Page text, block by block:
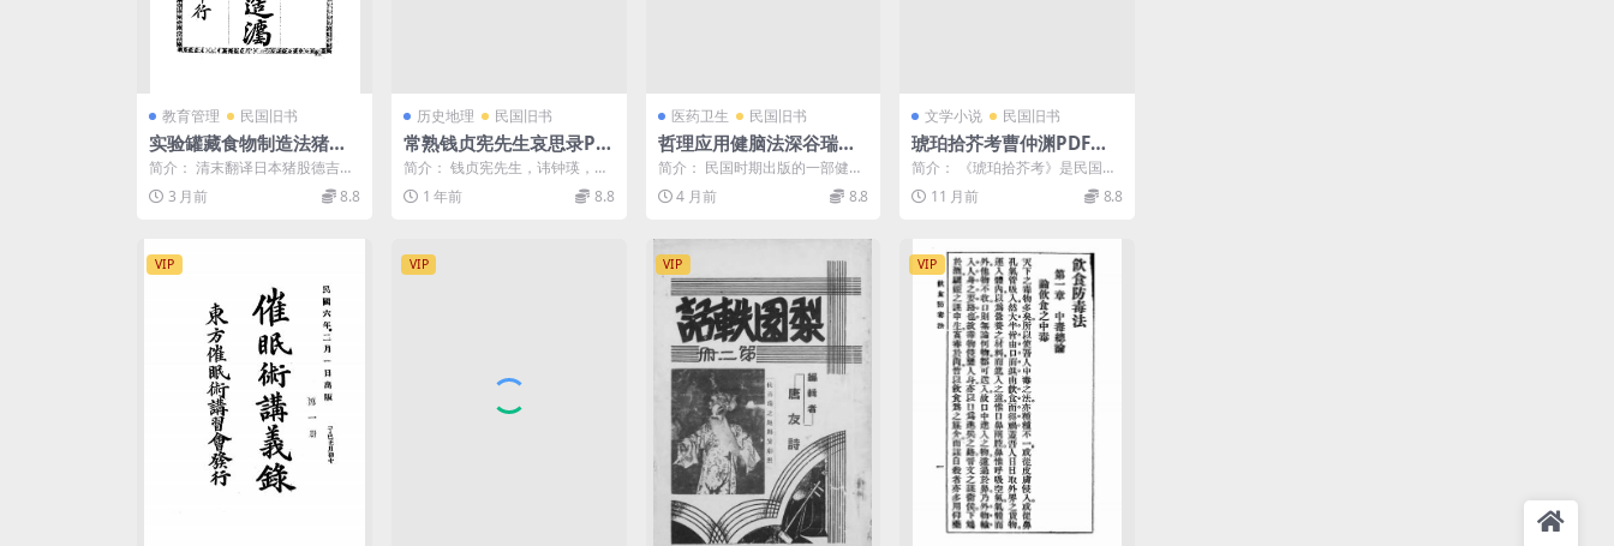
教育管理 民国旧书
实验罐藏食物制造法猪股
德吉郎PDF下载
简介： 清末翻译日本猪股德吉郎
所著关于灌装食品制造方法。 截
图： 目录： 第一篇...
3 月前 8.8
历史地理 民国旧书
常熟钱贞宪先生哀思录PD
F下载,常熟钱钟瑛史料
简介： 钱贞宪先生，讳钟瑛，字
湘圃，晚号蒲塘逸叟。 截图： 目
录： 行述 ...
1 年前 8.8
医药卫生 民国旧书
哲理应用健脑法深谷瑞辅
余萍客PDF下载
简介： 民国时期出版的一部健脑
养生类著作，作者深谷瑞辅，余
萍客编译。 截图： 目...
4 月前 8.8
文学小说 民国旧书
琥珀拾芥考曹仲渊PDF下
载,琥珀拾芥研究史料
简介： 《琥珀拾芥考》是民国时
期探讨中国传统科技知识的著
作，聚焦”琥...
11 月前 8.8
VIP VIP VIP VIP